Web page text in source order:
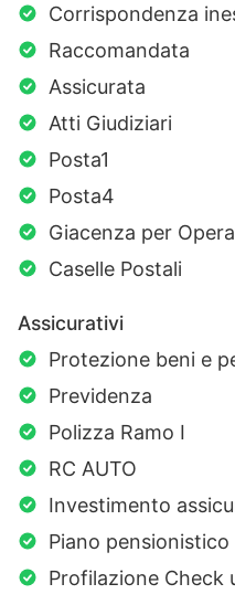
Corrispondenza
Raccomandata
Assicurata
Atti Giudiziari
Posta1
Posta4
Giacenza per
Caselle Postali
Assicurativi
Protezione beni e
Previdenza
Polizza Ramo I
RC AUTO
Investimento
Piano pensionistico
Profilazione Check